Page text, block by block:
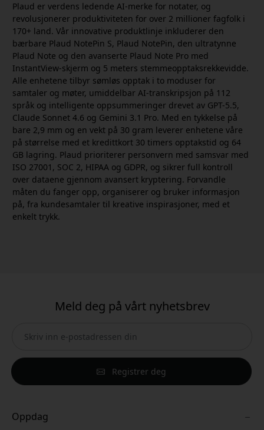
Plaud er verdens ledende AI-merke for notater, og
revolusjonerer produktiviteten for over 2 millioner fagfolk i
170+ land. Vår innovative produktlinje inkluderer den
bærbare Plaud NotePin S, Plaud NotePin, den ultratynne
Plaud Note og den avanserte Plaud Note Pro med
InstantView-skjerm og 5 meters stemmeopptaksrekkevidde.
Alle enhetene tilbyr sømløs opptak i to moduser for
samtaler og møter, umiddelbar AI-transkripsjon på 112
språk og intelligente oppsummeringer drevet av GPT-5.5,
Claude Sonnet 4.6 og Gemini 3.1 Pro. Med en tykkelse på
bare 2,9 mm og en vekt på 30 gram leverer enhetene våre
på størrelse med et kredittkort 30 timers opptakstid og 64
GB lagring. Plaud prioriterer personvern med samsvar med
ISO 27001, SOC 2, HIPAA og GDPR, og sikrer full kontroll
over dataene gjennom avansert kryptering. Forvandle
måten du fanger opp, organiserer og bruker informasjon
på, fra kundesamtaler til kreative inspirasjoner, med et
enkelt trykk.
Meld deg på vårt nyhetsbrev
Registrer deg
Oppdag